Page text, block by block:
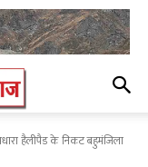
हैलीपैड के निकट बहुमंजिला